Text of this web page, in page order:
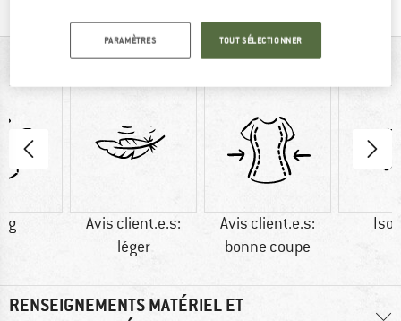
VUE D'ENSEMBLE
g
Avis client.e.s:
léger
Avis client.e.s:
bonne coupe
RENSEIGNEMENTS MATÉRIEL ET
PARAMÈTRES TOUT SÉLECTIONNER